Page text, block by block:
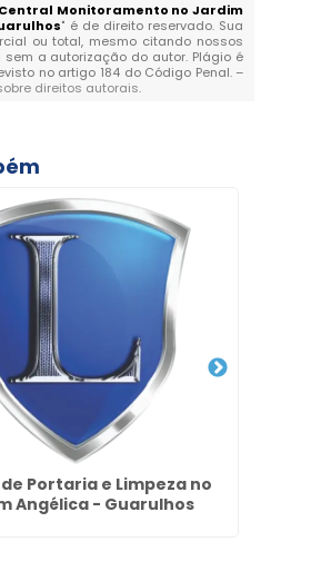
Central Monitoramento no Jardim
" é de direito reservado. Sua
ou total, mesmo citando nossos
sem a autorização do autor. Plágio é
no artigo 184 do Código Penal. –
direitos autorais.
Portaria e Limpeza no
Angélica - Guarulhos